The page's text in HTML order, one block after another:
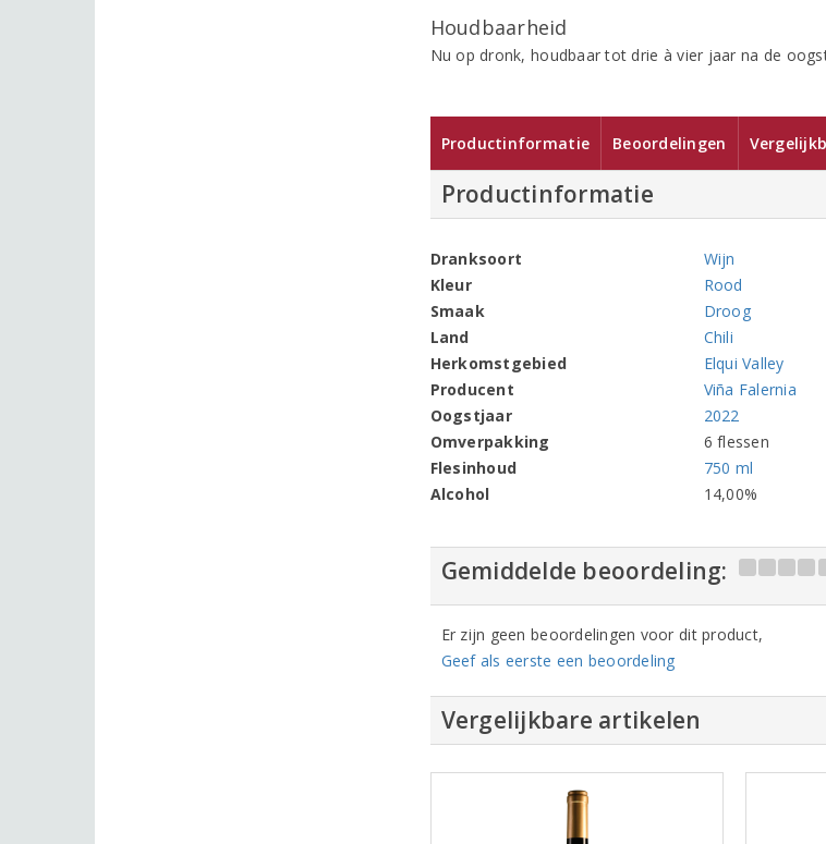
Houdbaarheid
Nu op dronk, houdbaar tot drie à vier jaar na de
Productinformatie Beoordelingen
Productinformatie
Dranksoort
Wijn
Kleur
Rood
Smaak
Droog
Land
Chili
Herkomstgebied
Elqui Valley
Producent
Viña Falernia
Oogstjaar
2022
Omverpakking
6 flessen
Flesinhoud
750 ml
Alcohol
14,00%
Gemiddelde beoordeling:
Er zijn geen beoordelingen voor dit product,
Geef als eerste een beoordeling
Vergelijkbare artikelen